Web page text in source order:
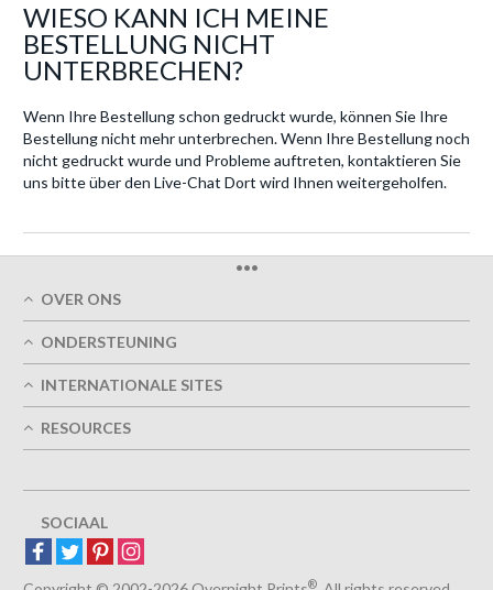
WIESO KANN ICH MEINE
BESTELLUNG NICHT
UNTERBRECHEN?
Wenn Ihre Bestellung schon gedruckt wurde, können Sie Ihre
Bestellung nicht mehr unterbrechen. Wenn Ihre Bestellung noch
nicht gedruckt wurde und Probleme auftreten, kontaktieren Sie
uns bitte über den Live-Chat Dort wird Ihnen weitergeholfen.
•••
OVER ONS
Tijdige Levering
Groen
Afdruk
Algemene Voorwaarden
ONDERSTEUNING
FAQ's
Neem contact met ons op
INTERNATIONALE SITES
Great Britain
Belgium
Spain
Europe
RESOURCES
SOCIAAL
®